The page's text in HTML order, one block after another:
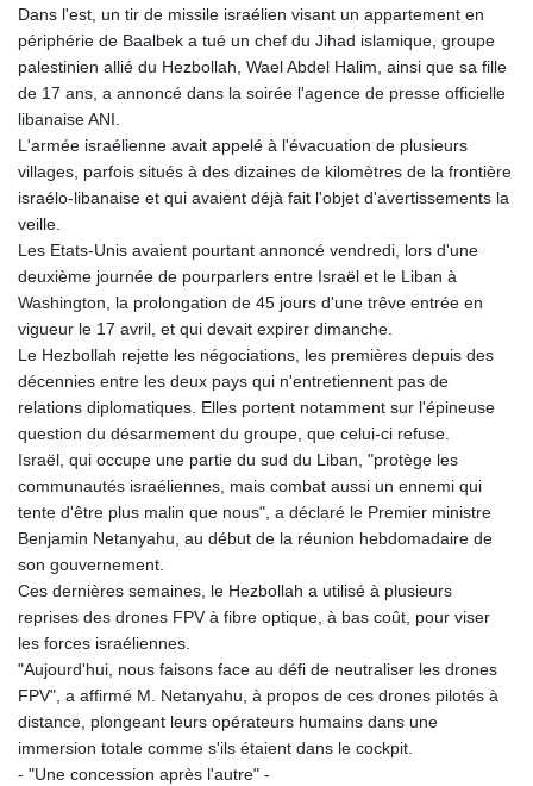
Dans l'est, un tir de missile israélien visant un appartement en
périphérie de Baalbek a tué un chef du Jihad islamique, groupe
palestinien allié du Hezbollah, Wael Abdel Halim, ainsi que sa fille
de 17 ans, a annoncé dans la soirée l'agence de presse officielle
libanaise ANI.
L'armée israélienne avait appelé à l'évacuation de plusieurs
villages, parfois situés à des dizaines de kilomètres de la frontière
israélo-libanaise et qui avaient déjà fait l'objet d'avertissements la
veille.
Les Etats-Unis avaient pourtant annoncé vendredi, lors d'une
deuxième journée de pourparlers entre Israël et le Liban à
Washington, la prolongation de 45 jours d'une trêve entrée en
vigueur le 17 avril, et qui devait expirer dimanche.
Le Hezbollah rejette les négociations, les premières depuis des
décennies entre les deux pays qui n'entretiennent pas de
relations diplomatiques. Elles portent notamment sur l'épineuse
question du désarmement du groupe, que celui-ci refuse.
Israël, qui occupe une partie du sud du Liban, "protège les
communautés israéliennes, mais combat aussi un ennemi qui
tente d'être plus malin que nous", a déclaré le Premier ministre
Benjamin Netanyahu, au début de la réunion hebdomadaire de
son gouvernement.
Ces dernières semaines, le Hezbollah a utilisé à plusieurs
reprises des drones FPV à fibre optique, à bas coût, pour viser
les forces israéliennes.
"Aujourd'hui, nous faisons face au défi de neutraliser les drones
FPV", a affirmé M. Netanyahu, à propos de ces drones pilotés à
distance, plongeant leurs opérateurs humains dans une
immersion totale comme s'ils étaient dans le cockpit.
- "Une concession après l'autre" -